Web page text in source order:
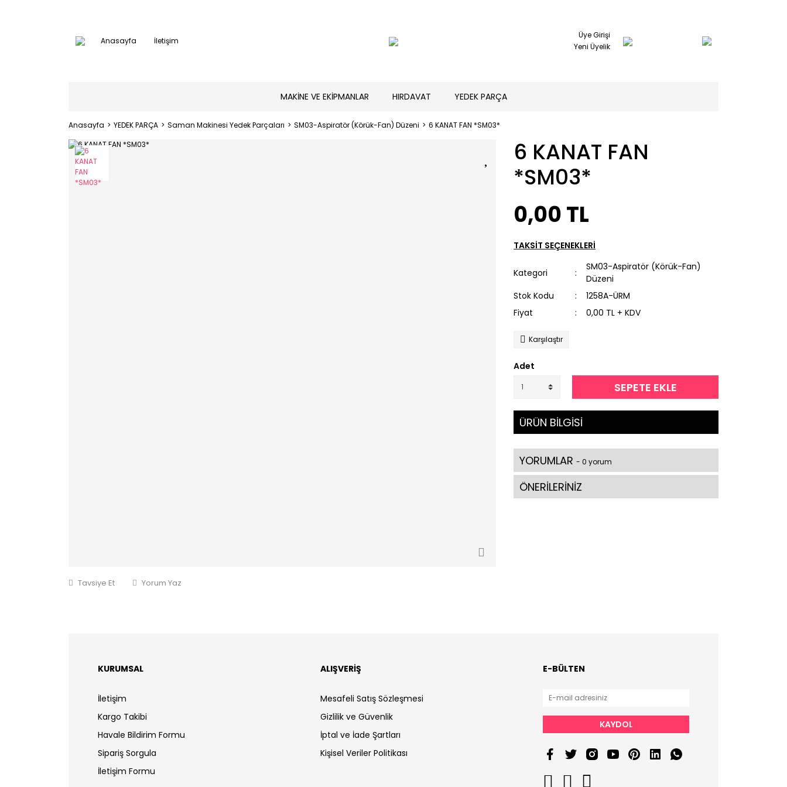
Anasayfa İletişim
Üye Girişi
Yeni Üyelik
MAKİNE VE EKİPMANLAR HIRDAVAT YEDEK PARÇA
Anasayfa YEDEK PARÇA Saman Makinesi Yedek Parçaları SM03-Aspiratör (Körük-Fan) Düzeni 6 KANAT FAN *SM03*
Tavsiye Et Yorum Yaz
6 KANAT FAN
*SM03*
0,00 TL
TAKSİT SEÇENEKLERİ
Kategori
SM03-Aspiratör (Körük-Fan)
Düzeni
Stok Kodu
1258A-ÜRM
Fiyat
0,00 TL + KDV
Karşılaştır
Adet
SEPETE EKLE
ÜRÜN BİLGİSİ
YORUMLAR - 0 yorum
ÖNERİLERİNİZ
KURUMSAL
İletişim
Kargo Takibi
Havale Bildirim Formu
Sipariş Sorgula
İletişim Formu
ALIŞVERİŞ
Mesafeli Satış Sözleşmesi
Gizlilik ve Güvenlik
İptal ve İade Şartları
Kişisel Veriler Politikası
E-BÜLTEN
KAYDOL